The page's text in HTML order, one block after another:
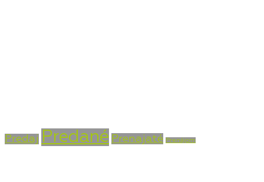
Predaj Predané Prenajaté Prenájom